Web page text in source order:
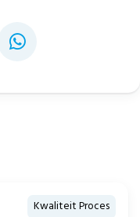
Kwaliteit Proces